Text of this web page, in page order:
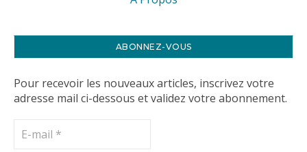
ABONNEZ-VOUS
Pour recevoir les nouveaux articles, inscrivez votre
adresse mail ci-dessous et validez votre abonnement.